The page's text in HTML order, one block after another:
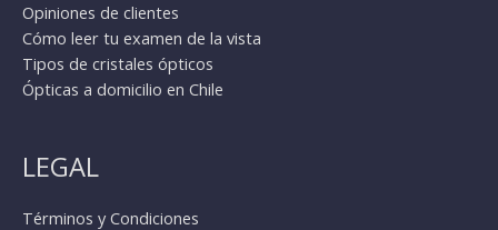
Opiniones de clientes
Cómo leer tu examen de la vista
Tipos de cristales ópticos
Ópticas a domicilio en Chile
LEGAL
Términos y Condiciones